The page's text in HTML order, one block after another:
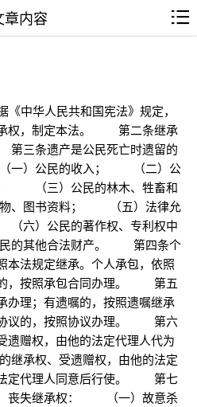
章内容
华人民共和国宪法》规定，
承权，制定本法。 第二条继承
三条遗产是公民死亡时遗留的
一）公民的收入； （二）公
； （三）公民的林木、牲畜和
、图书资料； （五）法律允
六）公民的著作权、专利权中
的其他合法财产。 第四条个
本法规定继承。个人承包，依照
的，按照承包合同办理。 第五
办理；有遗嘱的，按照遗嘱继承
协议的，按照协议办理。 第六
遗赠权，由他的法定代理人代为
承权、受遗赠权，由他的法定
法定代理人同意后行使。 第七
，丧失继承权： （一）故意杀